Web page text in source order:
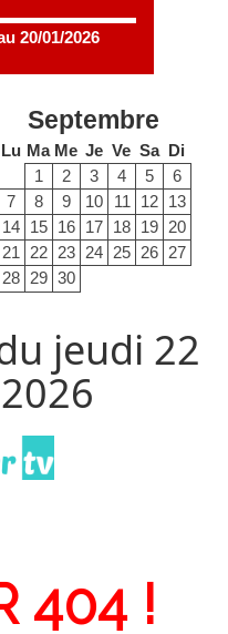
20/01/2026
Septembre
Lu Ma Me Je Ve Sa Di
1
2 3 4 5
6
7
8 9 10 11 12 13
14 15 16 17 18 19 20
21
22 23 24 25 26 27
28 29 30
jeudi 22